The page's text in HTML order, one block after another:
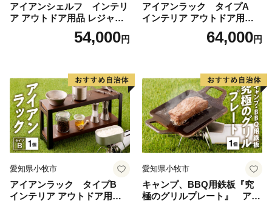
アイアンシェルフ インテリ
ア アウトドア用品 レジャー
キャンプ ブックスタンド 小
54,000円
アイアンラック タイプA
インテリア アウトドア用品
レジャー キャンプ 飾り棚 小
64,000円
愛知県小牧市
アイアンラック タイプB
インテリア アウトドア用品
愛知県小牧市
キャンプ、BBQ用鉄板『究
極のグリルプレート』 アウ